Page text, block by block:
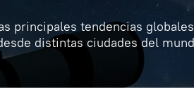
principales tendencias
distintas ciudades del